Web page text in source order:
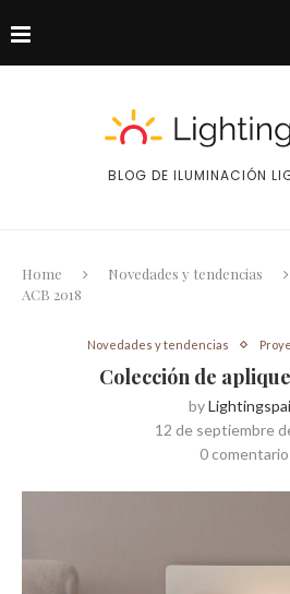
BLOG DE ILUMINACIÓN
Home Novedades y tendencias
ACB 2018
Novedades y tendencias
Colección de
by
12 de septiembre
0 comentario